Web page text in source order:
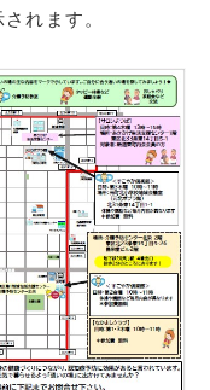
れます。